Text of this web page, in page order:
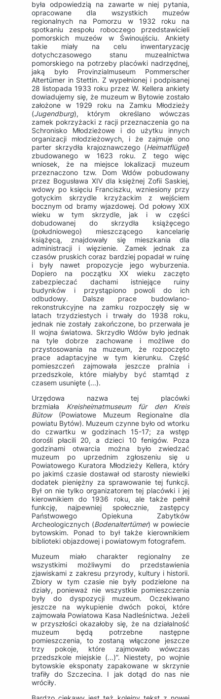
była odpowiedzią na zawarte w niej pytania,
opracowane dla wszystkich muzeów
regionalnych na Pomorzu w 1932 roku na
spotkaniu zespołu roboczego przedstawicieli
pomorskich muzeów w Świnoujściu. Ankiety
takie miały na celu inwentaryzację
dotychczasowego stanu muzealnictwa
pomorskiego na potrzeby placówki nadrzędnej,
jaką było Provinzialmuseum Pommerscher
Altertümer in Stettin. Z wypełnionej i podpisanej
28 listopada 1933 roku przez W. Kellera ankiety
dowiadujemy się, że muzeum w Bytowie zostało
założone w 1929 roku na Zamku Młodzieży
(Jugendburg), którym określano wówczas
zamek pokrzyżacki z racji przeznaczenia go na
Schronisko Młodzieżowe i do użytku innych
organizacji młodzieżowych, i że zajmuje ono
parter skrzydła krajoznawczego (Heimatflügel)
zbudowanego w 1623 roku. Z tego więc
wniosek, że na miejsce lokalizacji muzeum
przeznaczono tzw. Dom Wdów pobudowany
przez Bogusława XIV dla księżnej Zofii Saskiej,
wdowy po księciu Franciszku, wzniesiony przy
gotyckim skrzydle krzyżackim z wejściem
bocznym od bramy wjazdowej. Od połowy XIX
wieku w tym skrzydle, jak i w części
dobudowanej do skrzydła książęcego
(południowego) mieszczącego kancelarię
książęcą, znajdowały się mieszkania dla
administracji i więzienie. Zamek jednak za
czasów pruskich coraz bardziej popadał w ruinę
i były nawet propozycje jego wyburzenia.
Dopiero na początku XX wieku zaczęto
zabezpieczać dachami istniejące ruiny
budynków i przystąpiono powoli do ich
odbudowy. Dalsze prace budowlano-
rekonstrukcyjne na zamku rozpoczęły się w
latach trzydziestych i trwały do 1938 roku,
jednak nie zostały zakończone, bo przerwała je
II wojna światowa. Skrzydło Wdów było jednak
na tyle dobrze zachowane i możliwe do
przystosowania na muzeum, że rozpoczęto
prace adaptacyjne w tym kierunku. Część
pomieszczeń zajmowała jeszcze pralnia i
przedszkole, które miałyby być stamtąd z
czasem usunięte (...).
Urzędowa nazwa tej placówki
brzmiała Kreisheimatmuseum für den Kreis
Bütow(Powiatowe Muzeum Regionalne dla
powiatu Bytów). Muzeum czynne było od wtorku
do czwartku w godzinach 15-17; za wstęp
dorośli płacili 20, a dzieci 10 fenigów. Poza
godzinami otwarcia można było zwiedzać
muzeum po uprzednim zgłoszeniu się u
Powiatowego Kuratora Młodzieży Kellera, który
po jakimś czasie dostawał od starosty niewielki
dodatek pieniężny za sprawowanie tej funkcji.
Był on nie tylko organizatorem tej placówki i jej
kierownikiem do 1936 roku, ale także pełnił
funkcję, najpewniej społecznie, zastępcy
Państwowego Opiekuna Zabytków
Archeologicznych (Bodenaltertümer) w powiecie
bytowskim. Ponad to był także kierownikiem
biblioteki objazdowej i powiatowym fotografem.
Muzeum miało charakter regionalny ze
wszystkimi możliwymi do przedstawienia
zjawiskami z zakresu przyrody, kultury i historii.
Zbiory w tym czasie nie były podzielone na
działy, ponieważ nie wszystkie pomieszczenia
były do dyspozycji muzeum. Oczekiwano
jeszcze na wykupienie dwóch pokoi, które
zajmowała Powiatowa Kasa Nadleśnictwa. Jeżeli
w przyszłości okazałoby się, że na działalność
muzeum będą potrzebne następne
pomieszczenia, to zostaną włączone jeszcze
trzy pokoje, które zajmowało wówczas
przedszkole miejskie (...)”. Niestety, po wojnie
bytowskie eksponaty zapakowane w skrzynie
trafiły do Szczecina. I jak dotąd do nas nie
wróciły.